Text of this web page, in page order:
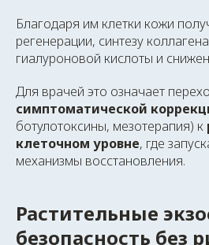
Благодаря им клетки кожи
регенерации, синтезу
гиалуроновой кислоты и
Для врачей это означает
симптоматической
ботулотоксины, мезотерапия) к
клеточном уровне, где
механизмы восстановления.
Растительные
безопасность без